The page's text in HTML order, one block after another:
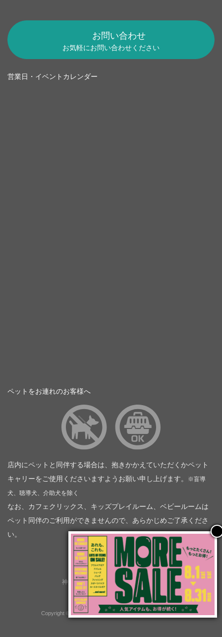
お問い合わせ
お気軽にお問い合わせください
営業日・イベントカレンダー
ペットをお連れのお客様へ
店内にペットと同伴する場合は、抱きかかえていただくかペット
キャリーをご使用くださいますようお願い申し上げます。
※盲導
犬、聴導犬、介助犬を除く
なお、カフェクリックス、キッズプレイルーム、ベビールームは
ペット同伴のご利用ができませんので、あらかじめご了承くださ
い。
神奈川トヨタ自動車（企業情報）
トヨタモビリティ神奈川
株式会社会社ＫＴグループ
Copyright © GOOD OPEN AIRS myX All Rights Reserved.